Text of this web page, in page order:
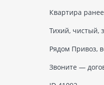
Квартира
Тихий, чистый,
Рядом Привоз,
Звоните —